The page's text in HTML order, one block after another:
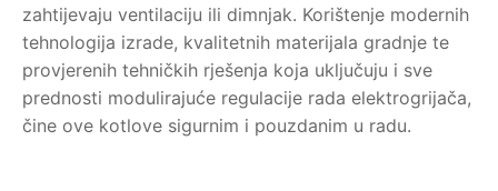
zahtijevaju ventilaciju ili dimnjak. Korištenje modernih
tehnologija izrade, kvalitetnih materijala gradnje te
provjerenih tehničkih rješenja koja uključuju i sve
prednosti modulirajuće regulacije rada elektrogrijača,
čine ove kotlove sigurnim i pouzdanim u radu.